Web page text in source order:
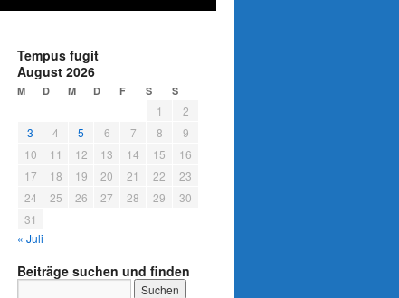
Tempus fugit
August 2026
M D M D F S S
1
2
3
4 5 6 7 8
9
10
11 12 13 14 15
16
17
18 19 20 21 22
23
24
25 26 27 28 29
30
31
« Juli
Beiträge suchen und finden